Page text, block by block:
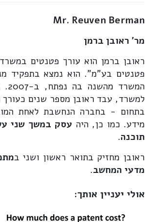
Mr. Reuven Berman
מר' ראובן ברמן
ראובן ברמן הוא עורך פטנטים
פטנטים בע"מ". הוא נמצא בתפקיד
למשרד, עבד ראובן מספר שנים כעורך
בתחום - בחברה הנחשבת לאחת
מידע. כמו כן, היה עסק במשך שני
תוכנה.
ראובן מחזיק בתואר ראשון ושני ב
מדעי המחשב.
אולי יעניין אותך: